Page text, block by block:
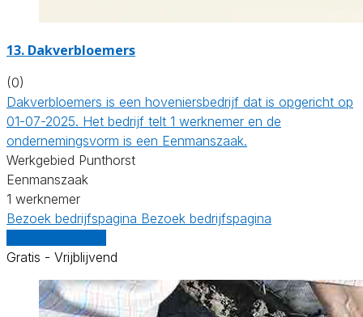
13. Dakverbloemers
(0)
Dakverbloemers is een hoveniersbedrijf dat is opgericht op
01-07-2025. Het bedrijf telt 1 werknemer en de
ondernemingsvorm is een Eenmanszaak.
Werkgebied Punthorst
Eenmanszaak
1 werknemer
Bezoek bedrijfspagina Bezoek bedrijfspagina
Gratis - Vrijblijvend